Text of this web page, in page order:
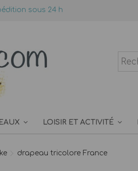
sous 24 h
LOISIR ET ACTIVITÉ
drapeau tricolore France